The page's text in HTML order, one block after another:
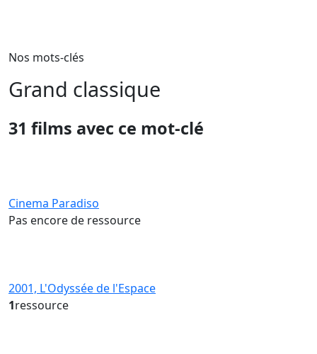
Nos mots-clés
Grand classique
31 films avec ce mot-clé
Cinema Paradiso
Pas encore de ressource
2001, L'Odyssée de l'Espace
1ressource